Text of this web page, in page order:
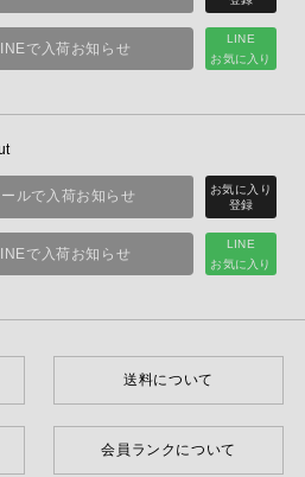
LINE
お気に入り
で入荷お知らせ
LINE
お気に入り
ールで入荷お知らせ
で入荷お知らせ
送料について
会員ランクについて